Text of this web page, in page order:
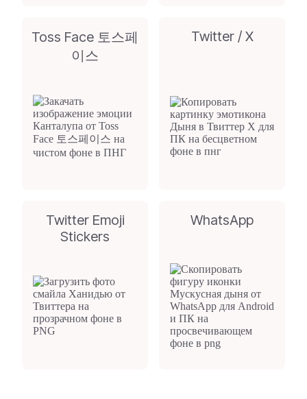
Toss Face 토스페
이스
Twitter / X
Twitter Emoji
Stickers
WhatsApp